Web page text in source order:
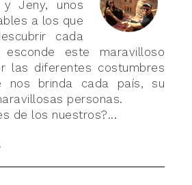
y Jeny, unos
a los que
cada
esconde este maravilloso
las diferentes costumbres
nos brinda cada país, su
personas.
de los nuestros?...